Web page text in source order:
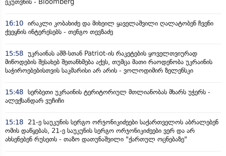
ეკუთვნის - Bloomberg
16:10 ირაკლი კობახიძე და მიხეილ ყაველაშვილი ღალატობენ ჩვენი
ქვეყნის ინტერესებს - თენგო თევზაძე
15:58 უკრაინას აშშ-სთან Patriot-ის რაკეტების ყოველთვიურად
მიწოდების შესახებ შეთანხმება აქვს, თუმცა მათი რაოდენობა უკრაინის
საჭიროებებისთვის საკმარისი არ არის - ვოლოდიმირ ზელენსკი
15:48 სერბეთი უკრაინის ტერიტორიულ მთლიანობას მხარს უჭერს -
ალექსანდარ ვუჩიჩი
15:18
21-ე საუკუნის სერგო ორჯონიკიძეები საქართველოს აბრალებენ
ომის დაწყებას, 21-ე საუკუნის სერგო ორჯონიკიძეები ვერ და არ
ახსენებენ რუსეთს - თაზო დათუნაშვილი "ქართულ ოცნებაზე"